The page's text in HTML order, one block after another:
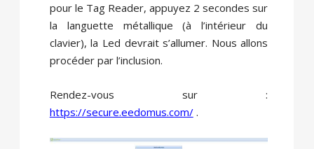
pour le Tag Reader, appuyez 2 secondes sur
la languette métallique (à l’intérieur du
clavier), la Led devrait s’allumer. Nous allons
procéder par l’inclusion.
Rendez-vous sur :
https://secure.eedomus.com/.